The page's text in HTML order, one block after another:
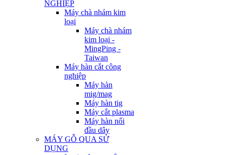
NGHIỆP
Máy chà nhám kim
loại
Máy chà nhám
kim loại -
MingPing -
Taiwan
Máy hàn cắt công
nghiệp
Máy hàn
mig/mag
Máy hàn tig
Máy cắt plasma
Máy hàn nối
đầu dây
MÁY GỖ QUA SỬ
DỤNG